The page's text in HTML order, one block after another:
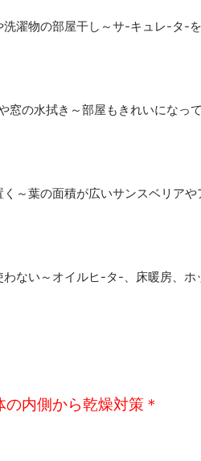
濯物の部屋干し～サ-キュレ-タ-
の水拭き～部屋もきれいになって
～葉の面積が広いサンスベリアや
ない～オイルヒ-タ-、床暖房、ホ
の内側から乾燥対策＊